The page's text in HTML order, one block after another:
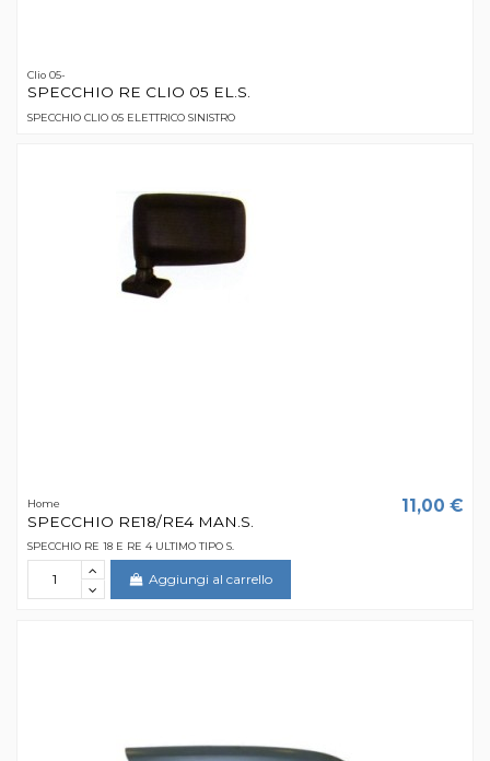
Clio 05-
SPECCHIO RE CLIO 05 EL.S.
SPECCHIO CLIO 05 ELETTRICO SINISTRO
Home
SPECCHIO RE18/RE4 MAN.S.
11,00 €
SPECCHIO RE 18 E RE 4 ULTIMO TIPO S.
Aggiungi al carrello